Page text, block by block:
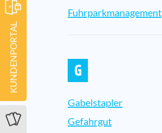
Fuhrparkmanagement
G
Gabelstapler
Gefahrgut
KUNDENPORTAL